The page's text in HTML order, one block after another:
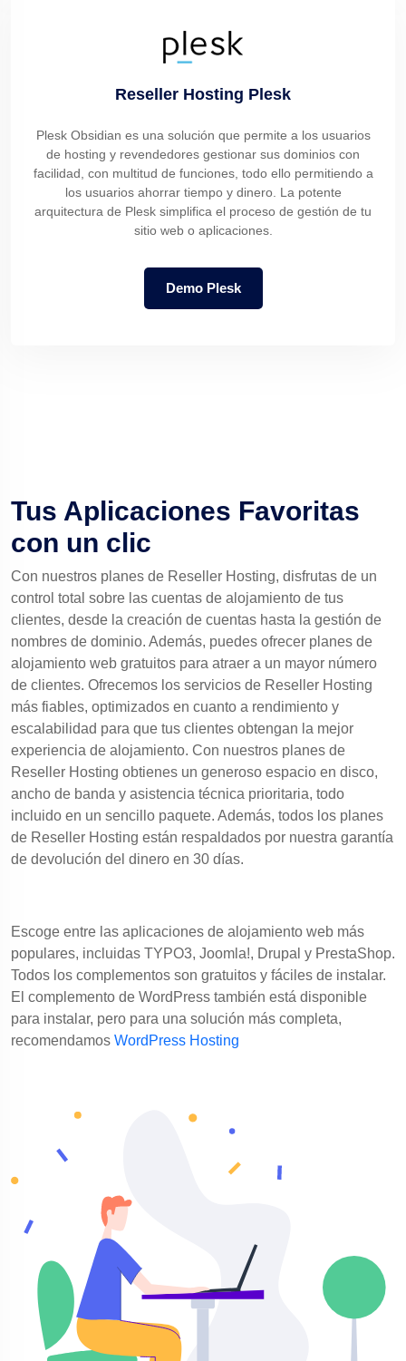
Reseller Hosting Plesk
Plesk Obsidian es una solución que permite a los usuarios
de hosting y revendedores gestionar sus dominios con
facilidad, con multitud de funciones, todo ello permitiendo a
los usuarios ahorrar tiempo y dinero. La potente
arquitectura de Plesk simplifica el proceso de gestión de tu
sitio web o aplicaciones.
Demo Plesk
Tus Aplicaciones Favoritas
con un clic
Con nuestros planes de Reseller Hosting, disfrutas de un
control total sobre las cuentas de alojamiento de tus
clientes, desde la creación de cuentas hasta la gestión de
nombres de dominio. Además, puedes ofrecer planes de
alojamiento web gratuitos para atraer a un mayor número
de clientes. Ofrecemos los servicios de Reseller Hosting
más fiables, optimizados en cuanto a rendimiento y
escalabilidad para que tus clientes obtengan la mejor
experiencia de alojamiento. Con nuestros planes de
Reseller Hosting obtienes un generoso espacio en disco,
ancho de banda y asistencia técnica prioritaria, todo
incluido en un sencillo paquete. Además, todos los planes
de Reseller Hosting están respaldados por nuestra garantía
de devolución del dinero en 30 días.
Escoge entre las aplicaciones de alojamiento web más
populares, incluidas TYPO3, Joomla!, Drupal y PrestaShop.
Todos los complementos son gratuitos y fáciles de instalar.
El complemento de WordPress también está disponible
para instalar, pero para una solución más completa,
recomendamos WordPress Hosting